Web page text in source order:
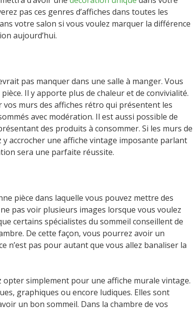
pas ces genres d’affiches dans toutes les
votre salon si vous voulez marquer la différence
aujourd’hui.
pas manquer dans une salle à manger. Vous
Il y apporte plus de chaleur et de convivialité.
vos murs des affiches rétro qui présentent les
avec modération. Il est aussi possible de
des produits à consommer. Si les murs de
accrocher une affiche vintage imposante parlant
sera une parfaite réussite.
pièce dans laquelle vous pouvez mettre des
pas voir plusieurs images lorsque vous voulez
certains spécialistes du sommeil conseillent de
De cette façon, vous pourrez avoir un
n’est pas pour autant que vous allez banaliser la
simplement pour une affiche murale vintage.
graphiques ou encore ludiques. Elles sont
un bon sommeil. Dans la chambre de vos